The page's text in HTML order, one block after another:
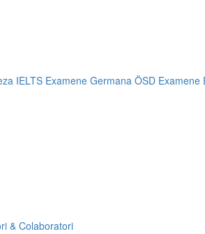
IELTS Examene Germana ÖSD Examene
& Colaboratori